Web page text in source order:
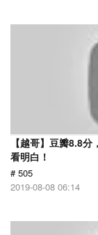
【越哥】豆瓣8.8
看明白！
# 505
2019-08-08 06:14